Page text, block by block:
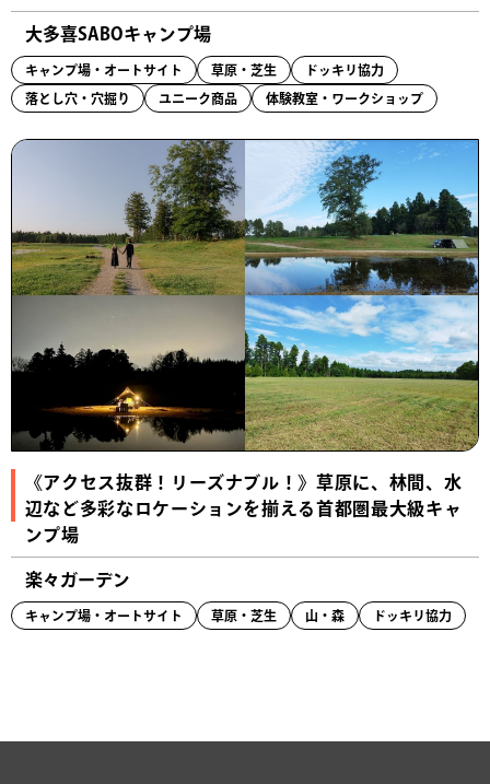
大多喜SABOキャンプ場
キャンプ場・オートサイト 草原・芝生 ドッキリ協力
落とし穴・穴掘り ユニーク商品 体験教室・ワークショップ
《アクセス抜群！リーズナブル！》草原に、林間、水
辺など多彩なロケーションを揃える首都圏最大級キャ
ンプ場
楽々ガーデン
キャンプ場・オートサイト 草原・芝生 山・森 ドッキリ協力